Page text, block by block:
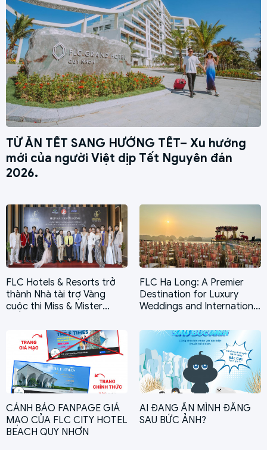
TỪ ĂN TẾT SANG HƯỞNG TẾT– Xu hướng
mới của người Việt dịp Tết Nguyên đán
2026.
FLC Hotels & Resorts trở
thành Nhà tài trợ Vàng
cuộc thi Miss & Mister
FLC Ha Long: A Premier
Destination for Luxury
Weddings and International
CẢNH BÁO FANPAGE GIẢ
MẠO CỦA FLC CITY HOTEL
BEACH QUY NHƠN
AI ĐANG ẨN MÌNH ĐẰNG
SAU BỨC ẢNH?